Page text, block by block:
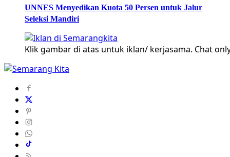
UNNES Menyedikan Kuota 50 Persen untuk Jalur
Seleksi Mandiri
Klik gambar di atas untuk iklan/ kerjasama. Chat